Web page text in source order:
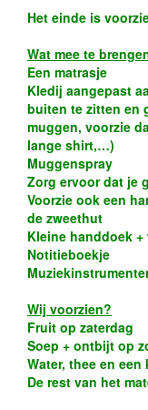
Het einde is
Wat mee te
Een matrasje
Kledij aangepast
buiten te zitten en
muggen, voorzie
lange shirt,…)
Muggenspray
Zorg ervoor dat je
Voorzie ook een
de zweethut
Kleine handdoek
Notitieboekje
Wij voorzien?
Fruit op zaterdag
Soep + ontbijt op
Water, thee en een
De rest van het